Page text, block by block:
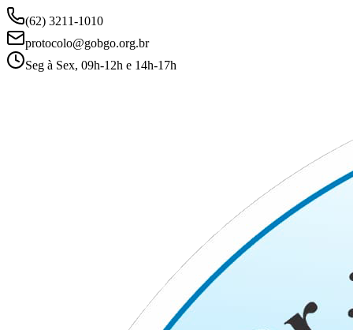
(62) 3211-1010
protocolo@gobgo.org.br
Seg à Sex, 09h-12h e 14h-17h